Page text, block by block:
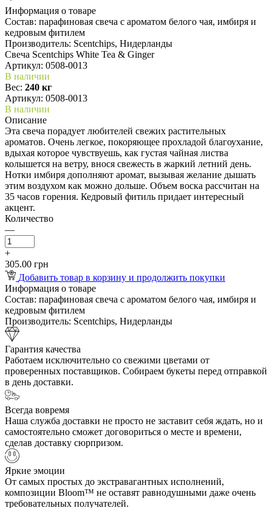
Информация о товаре
Состав: парафиновая свеча с ароматом белого чая, имбиря и
кедровым фитилем
Производитель: Scentchips, Нидерланды
Свеча Scentchips White Tea & Ginger
Артикул: 0508-0013
В наличии
Вес: 240 кг
Артикул: 0508-0013
В наличии
Описание
Эта свеча порадует любителей свежих растительных
ароматов. Очень легкое, покоряющее прохладой благоухание,
вдыхая которое чувствуешь, как густая чайная листва
колышется на ветру, внося свежесть в жаркий летний день.
Нотки имбиря дополняют аромат, вызывая желание дышать
этим воздухом как можно дольше. Объем воска рассчитан на
35 часов горения. Кедровый фитиль придает интересный
акцент.
Количество
—
+
305.00 грн
Добавить товар в корзину и продолжить покупки
Информация о товаре
Состав: парафиновая свеча с ароматом белого чая, имбиря и
кедровым фитилем
Производитель: Scentchips, Нидерланды
Гарантия качества
Работаем исключительно со свежими цветами от
проверенных поставщиков. Собираем букеты перед отправкой
в день доставки.
Всегда вовремя
Наша служба доставки не просто не заставит себя ждать, но и
самостоятельно сможет договориться о месте и времени,
сделав доставку сюрпризом.
Яркие эмоции
От самых простых до экстравагантных исполнений,
композиции Bloom™ не оставят равнодушными даже очень
требовательных получателей.